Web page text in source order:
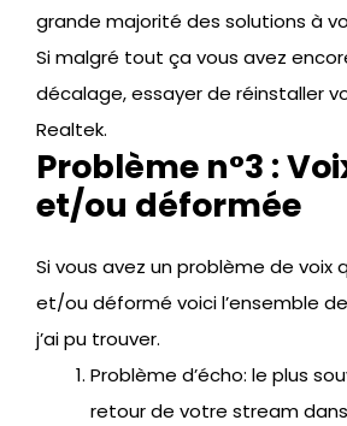
grande majorité des solutions à
Si malgré tout ça vous avez
décalage, essayer de réinstaller
Realtek.
Problème n°3 :
et/ou déformée
Si vous avez un problème de voix
et/ou déformé voici l’ensemble
j’ai pu trouver.
Problème d’écho: le plus
retour de votre stream